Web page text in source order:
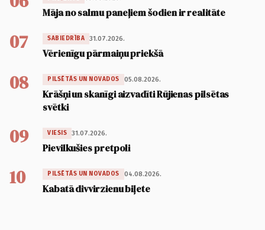
Māja no salmu paneļiem šodien ir realitāte
07 SABIEDRĪBA 31.07.2026.
Vērienīgu pārmaiņu priekšā
08 PILSĒTĀS UN NOVADOS 05.08.2026.
Krāšņi un skanīgi aizvadīti Rūjienas pilsētas
svētki
09 VIESIS 31.07.2026.
Pievilkušies pretpoli
10 PILSĒTĀS UN NOVADOS 04.08.2026.
Kabatā divvirzienu biļete